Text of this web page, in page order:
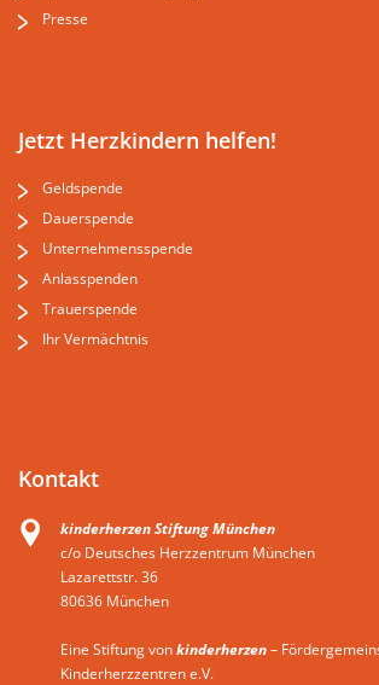
Presse
Jetzt Herzkindern helfen!
Geldspende
Dauerspende
Unternehmensspende
Anlasspenden
Trauerspende
Ihr Vermächtnis
Kontakt
kinderherzen Stiftung München
c/o Deutsches Herzzentrum München
Lazarettstr. 36
80636 München
Eine Stiftung vonkinderherzen–
Kinderherzzentren e.V.